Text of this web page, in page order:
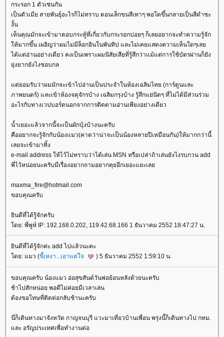
กระรอก 1 ตัวเช่นกัน
เป็นตัวเมีย สายพันธุ์อะไรก็ไม่ทราบ ตอนเล็กขนสีเทาๆ พอโตขึ้นกลายเป็นสีดำซะ
งั้น
เห็นคุณมักจะเข้ามาตอบกระทู้ที่เกี่ยวกับกระรอกบ่อยๆ ก็เลยอยากจะทำความรู้จัก
ห้มากขึ้น เผอิญว่าผมไม่มีล็อกอินในพันทิป และไม่เคยแสดงความเห็นใดๆเล
ได้แต่อ่านอย่างเดียว คงเป็นเพราะผมนิสัยเสียที่รู้สึกว่าแม้แต่การใช้บัตรผ่านก็ยัง
ุ่งยากยังไงชอบกล
ต่ยอมรับว่าผมมักจะเข้าไปอ่านเป็นประจำในห้องเฉลิมไทย (การ์ตูนและ
ภาพยนตร์) และเข้าห้องจตุจักรบ้าง เฉลิมกรุงบ้าง รู้สึกแย่นิดๆ ที่ไม่ได้มีส่วนร่วม
อะไรกับทางเวปบอร์ดนอกจากการติดตามอ่านเพียงอย่างเดียว
น้ำเยอะแล้วจากนี้จะเป็นผักบุ้งบ้างนะครับ
คืออยากจะรู้จักกับน้องแมว(คาดว่าน่าจะเป็นน้องหลายปีเหมือนกัน)ให้มากกว่านี้
เลยจะเข้ามาทิ้ง
e-mail address ให้ไว้ไม่ทราบว่าได้เล่น MSN หรือเปล่าถ้าเล่นยังไงรบกวน add
พี่ไว้หน่อยนะครับมีเรื่องอยากถามอยากคุยอีกเยอะแยะเล
maxma_fire@hotmail.com
ขอบคุณครับ
ินดีที่ได้รู้จักครับ
ดย: พี่พูห์ IP: 192.168.0.202, 119.42.68.166 1 ธันวาคม 2552 18:47:27 น.
ินดีที่ได้รู้จักค่ะ add ไปแล้วนะคะ
ดย: แมว (ขี้เหงา...เอาแต่ใจ ) 5 ธันวาคม 2552 1:59:10 น.
ขอบคุณครับ น้องแมว อ่อสุขสันต์วันพ่อย้อนหลังด้วยนะครับ
ช้าไปสักหน่อย พอดีไม่ค่อยมีเวลาเล่น
ต้องขอโทษที่ติดต่อกลับช้านะครับ
นี่ก็เดินทางมาจังหวัด กาญจนบุรี แวะมาเที่ยวบ้านเพื่อน พรุ่งนี้ก็เดินทางไป กทม.
ละ อรัญประเทศเพื่อทำงานต่อ